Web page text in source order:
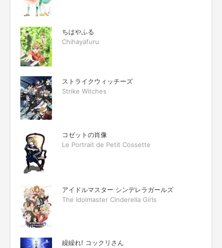
ちはやふる
Chihayafuru
ストライクウィッチーズ
Strike Witches
コゼットの肖像
Le Portrait de Petit Cossette
アイドルマスター シンデレラガールズ
The Idolmaster Cinderella Girls
繰繰れ! コックリさん